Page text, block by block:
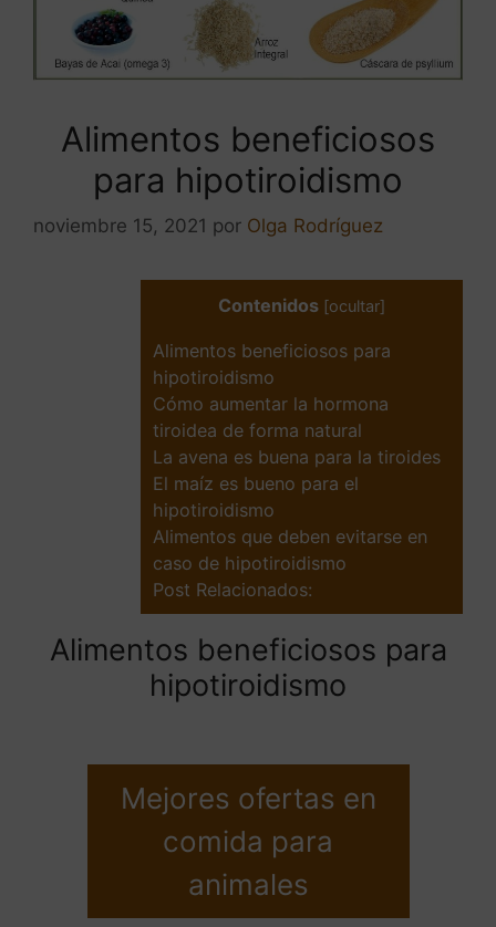
Alimentos beneficiosos
para hipotiroidismo
noviembre 15, 2021 por Olga Rodríguez
Contenidos [ocultar]
Alimentos beneficiosos para
hipotiroidismo
Cómo aumentar la hormona
tiroidea de forma natural
La avena es buena para la tiroides
El maíz es bueno para el
hipotiroidismo
Alimentos que deben evitarse en
caso de hipotiroidismo
Post Relacionados:
Alimentos beneficiosos para
hipotiroidismo
Mejores ofertas en
comida para
animales